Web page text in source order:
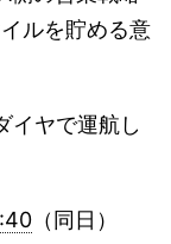
ルを貯める意
イヤで運航し
（同日）